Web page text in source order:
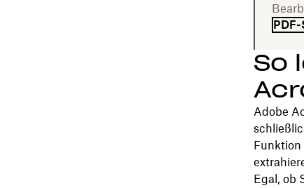
So
Adobe
Egal, ob